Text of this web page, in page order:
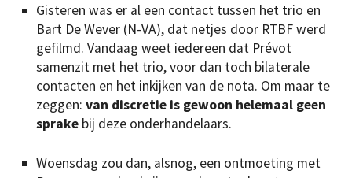
Gisteren was er al een contact tussen het trio en
Bart De Wever (N-VA), dat netjes door RTBF werd
gefilmd. Vandaag weet iedereen dat Prévot
samenzit met het trio, voor dan toch bilaterale
contacten en het inkijken van de nota. Om maar te
zeggen: van discretie is gewoon helemaal geen
sprake bij deze onderhandelaars.
Woensdag zou dan, alsnog, een ontmoeting met